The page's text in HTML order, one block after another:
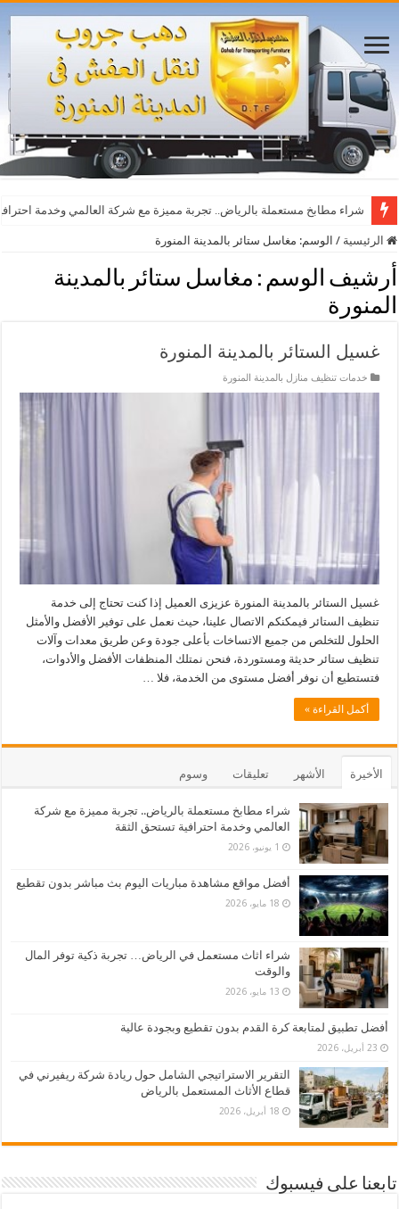
شراء مطابخ مستعملة بالرياض.. تجربة مميزة مع شركة العالمي وخدمة
الرئيسية / الوسم: مغاسل ستائر بالمدينة المنورة
أرشيف الوسم : مغاسل ستائر بالمدينة
المنورة
غسيل الستائر بالمدينة المنورة
خدمات تنظيف منازل بالمدينة المنورة
غسيل الستائر بالمدينة المنورة عزيزى العميل إذا كنت تحتاج إلى خدمة
تنظيف الستائر فيمكنكم الاتصال علينا، حيث نعمل على توفير الأفضل والأمثل
الحلول للتخلص من جميع الاتساخات بأعلى جودة وعن طريق معدات وآلات
تنظيف ستائر حديثة ومستوردة، فنحن نمتلك المنظفات الأفضل والأدوات،
فتستطيع أن نوفر أفضل مستوى من الخدمة، فلا …
أكمل القراءة »
الأخيرة الأشهر تعليقات وسوم
شراء مطابخ مستعملة بالرياض.. تجربة مميزة مع شركة
العالمي وخدمة احترافية تستحق الثقة
1 يونيو، 2026
أفضل مواقع مشاهدة مباريات اليوم بث مباشر بدون تقطيع
18 مايو، 2026
شراء اثاث مستعمل في الرياض… تجربة ذكية توفر المال
والوقت
13 مايو، 2026
أفضل تطبيق لمتابعة كرة القدم بدون تقطيع وبجودة عالية
23 أبريل، 2026
التقرير الاستراتيجي الشامل حول ريادة شركة ريفيرني في
قطاع الأثاث المستعمل بالرياض
18 أبريل، 2026
تابعنا على فيسبوك